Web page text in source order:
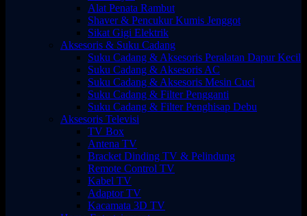
Alat Penata Rambut
Shaver & Pencukur Kumis Jenggot
Sikat Gigi Elektrik
Aksesoris & Suku Cadang
Suku Cadang & Aksesoris Peralatan Dapur Kecil
Suku Cadang & Aksesoris AC
Suku Cadang & Aksesoris Mesin Cuci
Suku Cadang & Filter Pengganti
Suku Cadang & Filter Penghisap Debu
Aksesoris Televisi
TV Box
Antena TV
Bracket Dinding TV & Pelindung
Remote Control TV
Kabel TV
Adaptor TV
Kacamata 3D TV